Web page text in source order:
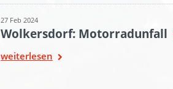
27 Feb 2024
Wolkersdorf: Motorradunfall
weiterlesen